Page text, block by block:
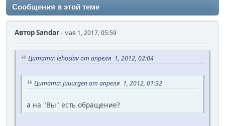
Сообщения в этой теме
АвторSandar- мая 1, 2017, 05:59
Цитата: lehoslav от апреля 1, 2012, 02:04
Цитата: Juuurgen от апреля 1, 2012, 01:32
а на "Вы" есть обращение?